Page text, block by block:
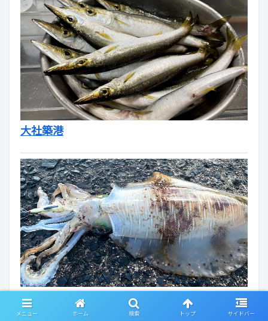
大社築港
大社築港
メニュー ホーム 検索 トップ サイドバー